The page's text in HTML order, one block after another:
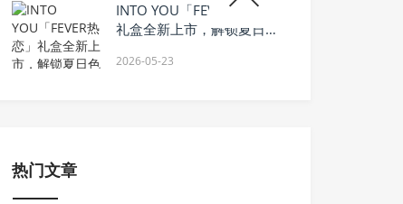
INTO YOU「FEVER热恋」
礼盒全新上市，解锁夏日色
2026-05-23
热门文章